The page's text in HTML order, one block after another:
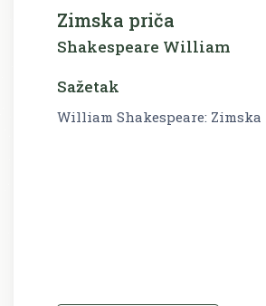
Zimska priča
Shakespeare William
Sažetak
William Shakespeare: Zimska